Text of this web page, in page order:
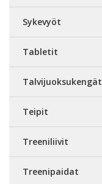
Sykevyöt
Tabletit
Talvijuoksukengät
Teipit
Treeniliivit
Treenipaidat